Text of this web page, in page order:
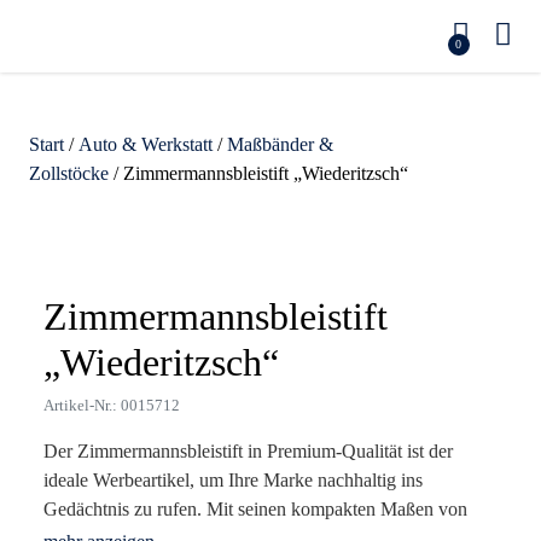
0
Start / Auto & Werkstatt /Maßbänder &
Zollstöcke / Zimmermannsbleistift „Wiederitzsch“
Zimmermannsbleistift
„Wiederitzsch“
Artikel-Nr.: 0015712
Der Zimmermannsbleistift in Premium-Qualität ist der
ideale Werbeartikel, um Ihre Marke nachhaltig ins
Gedächtnis zu rufen. Mit seinen kompakten Maßen von